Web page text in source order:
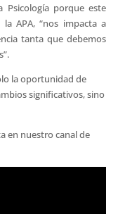
Psicología porque este
APA, “nos impacta a
tanta que debemos
la oportunidad de
significativos, sino
en nuestro canal de